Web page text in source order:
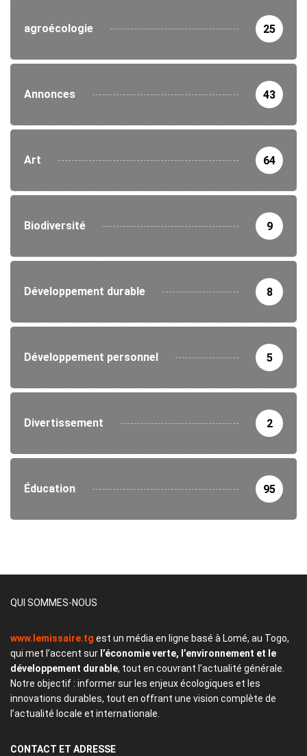
agroécologie 25
Annonces 43
Art 64
Biodiversité 9
Développement durable 8
Développement personnel 5
Divertissement 2
Éducation 95
QUI SOMMES-NOUS
www.lemissaire.tg est un média en ligne basé à Lomé, au Togo,
qui met l’accent sur l’économie verte, l’environnement et le
développement durable, tout en couvrant l’actualité générale.
Notre objectif : informer sur les enjeux écologiques et les
innovations durables, tout en offrant une vision complète de
l’actualité locale et internationale.
CONTACT ET ADRESSE